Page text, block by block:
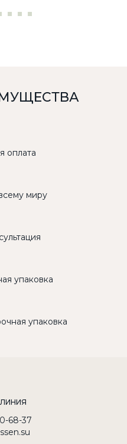
оплата
миру
упаковка
упаковка
68-37